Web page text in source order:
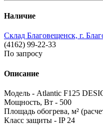
Наличие
Склад Благовещенск, г.
(4162) 99-22-33
По запросу
Описание
Модель - Atlantic F125
Мощность, Вт - 500
Площадь обогрева, м²
Класс защиты - IP 24